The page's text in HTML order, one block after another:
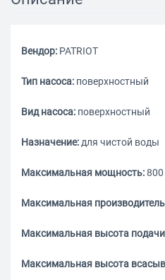
Вендор: PATRIOT
Тип насоса: поверхностный
Вид насоса: поверхностный
Назначение:для чистой воды
Максимальная мощность:
Максимальная
Максимальная высота
Максимальная высота